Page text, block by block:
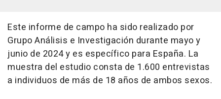
Este informe de campo ha sido realizado por
Grupo Análisis e Investigación durante mayo y
junio de 2024 y es específico para España. La
muestra del estudio consta de 1.600 entrevistas
a individuos de más de 18 años de ambos sexos.